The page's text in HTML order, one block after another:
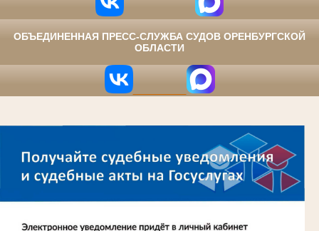
ОБЪЕДИНЕННАЯ ПРЕСС-СЛУЖБА СУДОВ ОРЕНБУРГСКОЙ
ОБЛАСТИ